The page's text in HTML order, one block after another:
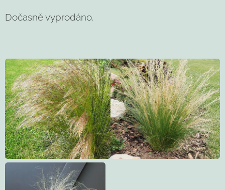
Dočasně vyprodáno.